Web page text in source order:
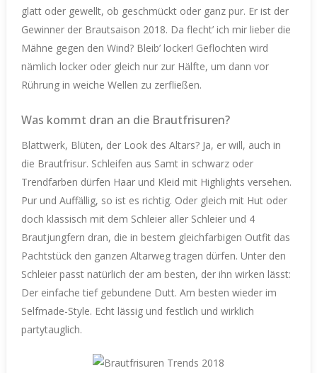
glatt oder gewellt, ob geschmückt oder ganz pur. Er ist der
Gewinner der Brautsaison 2018. Da flecht’ ich mir lieber die
Mähne gegen den Wind? Bleib’ locker! Geflochten wird
nämlich locker oder gleich nur zur Hälfte, um dann vor
Rührung in weiche Wellen zu zerfließen.
Was kommt dran an die Brautfrisuren?
Blattwerk, Blüten, der Look des Altars? Ja, er will, auch in
die Brautfrisur. Schleifen aus Samt in schwarz oder
Trendfarben dürfen Haar und Kleid mit Highlights versehen.
Pur und Auffällig, so ist es richtig. Oder gleich mit Hut oder
doch klassisch mit dem Schleier aller Schleier und 4
Brautjungfern dran, die in bestem gleichfarbigen Outfit das
Pachtstück den ganzen Altarweg tragen dürfen. Unter den
Schleier passt natürlich der am besten, der ihn wirken lässt:
Der einfache tief gebundene Dutt. Am besten wieder im
Selfmade-Style. Echt lässig und festlich und wirklich
partytauglich.